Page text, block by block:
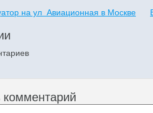
на ул Авиационная в Москве
комментарий